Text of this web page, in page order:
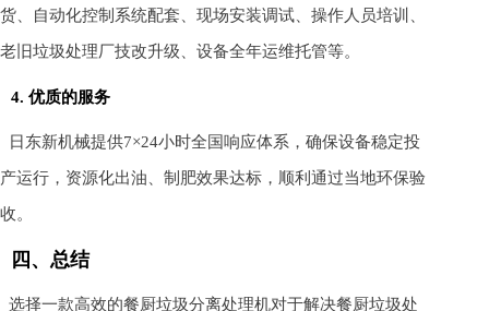
货、自动化控制系统配套、现场安装调试、操作人员培训、
老旧垃圾处理厂技改升级、设备全年运维托管等。
4. 优质的服务
日东新机械提供7×24小时全国响应体系，确保设备稳定投
产运行，资源化出油、制肥效果达标，顺利通过当地环保验
收。
四、总结
选择一款高效的餐厨垃圾分离处理机对于解决餐厨垃圾处